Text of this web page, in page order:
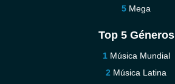
Mega
Top 5 Géneros
Música Mundial
Música Latina